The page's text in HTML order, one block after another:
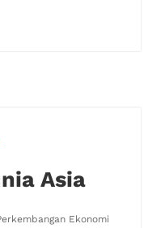
Asia
Ekonomi